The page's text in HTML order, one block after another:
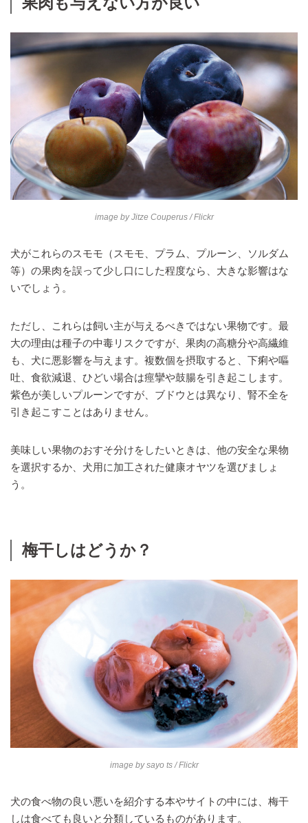
image byJitze Couperus/ Flickr
犬がこれらのスモモ（スモモ、プラム、プルーン、ソルダム
等）の果肉を誤って少し口にした程度なら、大きな影響はな
いでしょう。
ただし、これらは飼い主が与えるべきではない果物です。最
大の理由は種子の中毒リスクですが、果肉の高糖分や高繊維
も、犬に悪影響を与えます。複数個を摂取すると、下痢や嘔
吐、食欲減退、ひどい場合は痙攣や鼓腸を引き起こします。
紫色が美しいプルーンですが、ブドウとは異なり、腎不全を
引き起こすことはありません。
美味しい果物のおすそ分けをしたいときは、他の安全な果物
を選択するか、犬用に加工された健康オヤツを選びましょ
う。
梅干しはどうか？
image bysayo ts/ Flickr
犬の食べ物の良い悪いを紹介する本やサイトの中には、梅干
しは食べても良いと分類しているものがあります。